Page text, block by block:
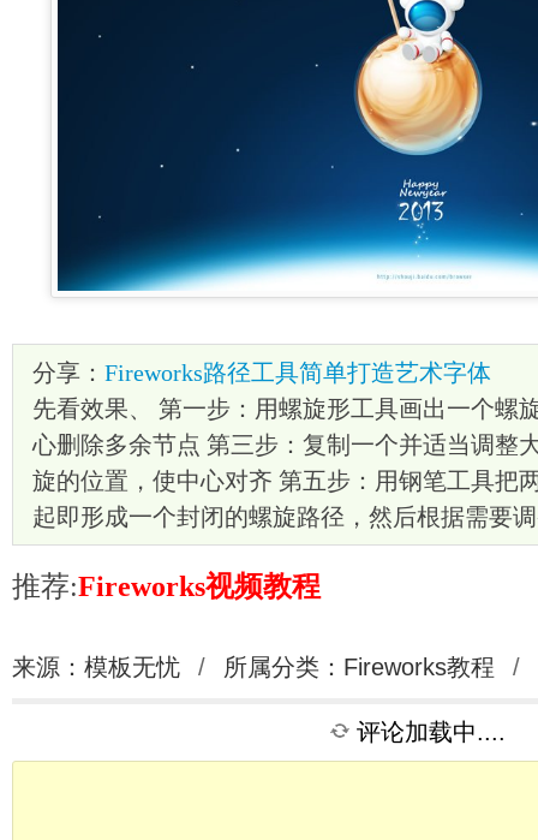
分享： Fireworks路径工具简单打造艺术字体
先看效果、 第一步：用螺旋形工具画出一个螺
心删除多余节点 第三步：复制一个并适当调整
旋的位置，使中心对齐 第五步：用钢笔工具把
起即形成一个封闭的螺旋路径，然后根据需要
推荐:Fireworks视频教程
来源：模板无忧 / 所属分类： Fireworks教程 /
评论加载中....